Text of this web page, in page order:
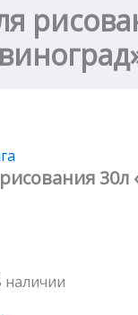
30л
наличии